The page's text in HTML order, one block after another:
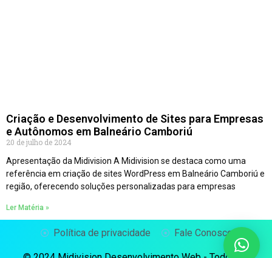
Criação e Desenvolvimento de Sites para Empresas
e Autônomos em Balneário Camboriú
20 de julho de 2024
Apresentação da Midivision A Midivision se destaca como uma
referência em criação de sites WordPress em Balneário Camboriú e
região, oferecendo soluções personalizadas para empresas
Ler Matéria »
Política de privacidade Fale Conosco